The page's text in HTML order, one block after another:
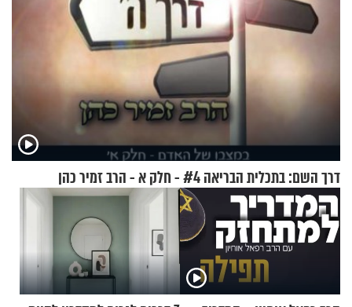
דרך השם: בתכלית הבריאה #4 - חלק א - הרב זמיר כהן